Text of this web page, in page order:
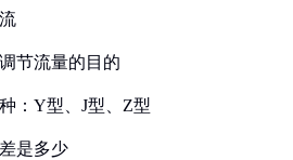
节流量的目的
：Y型、J型、Z型
是多少